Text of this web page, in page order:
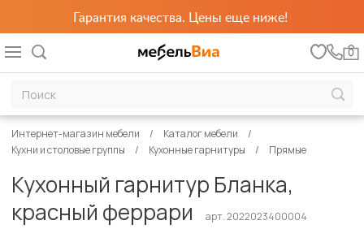
Гарантия качества. Цены еще ниже!
0
Интернет-магазин мебели
Каталог мебели
Кухни и столовые группы
Кухонные гарнитуры Прямые
Кухонный гарнитур Бланка,
красный феррари
арт. 2022023400004